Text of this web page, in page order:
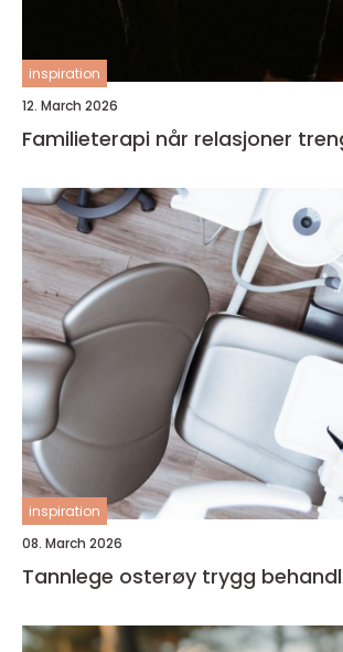
inspiration
12. March 2026
Familieterapi når
inspiration
08. March 2026
Tannlege osterøy